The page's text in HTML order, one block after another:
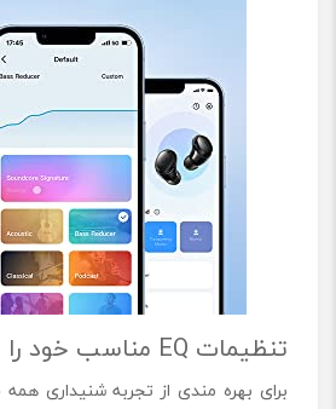
تنظیمات EQ مناسب خود را انتخاب کنید
برای بهره مندی از تجربه شنیداری همه